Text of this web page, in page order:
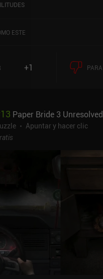
sobre 5,0 en Google Play y de
ESTE
+1
13 Paper Bride 3
Apuntar y hacer clic